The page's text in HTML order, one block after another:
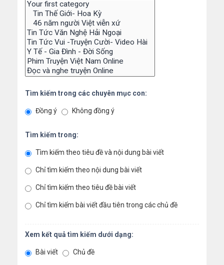
Tìm kiếm trong các chuyên mục con:
Đồng ý Không đồng ý
Tìm kiếm trong:
Tìm kiếm theo tiêu đề và nội dung bài viết
Chỉ tìm kiếm theo nội dung bài viết
Chỉ tìm kiếm theo tiêu đề bài viết
Chỉ tìm kiếm bài viết đầu tiên trong các chủ đề
Xem kết quả tìm kiếm dưới dạng:
Bài viết Chủ đề